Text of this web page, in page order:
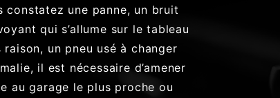
constatez une panne, un bruit
qui s’allume sur le tableau
un pneu usé à changer
il est nécessaire d’amener
au garage le plus proche ou